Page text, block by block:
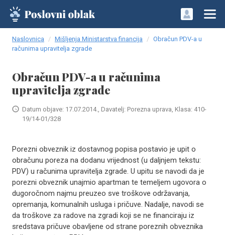
Naslovnica Mišljenja Ministarstva financija
Obračun PDV-a u
računima upravitelja zgrade
Obračun PDV-a u računima
upravitelja zgrade
Datum objave: 17.07.2014., Davatelj: Porezna uprava, Klasa: 410-
19/14-01/328
Porezni obveznik iz dostavnog popisa postavio je upit o
obračunu poreza na dodanu vrijednost (u daljnjem tekstu:
PDV) u računima upravitelja zgrade. U upitu se navodi da je
porezni obveznik unajmio apartman te temeljem ugovora o
dugoročnom najmu preuzeo sve troškove održavanja,
opremanja, komunalnih usluga i pričuve. Nadalje, navodi se
da troškove za radove na zgradi koji se ne financiraju iz
sredstava pričuve obavljene od strane poreznih obveznika